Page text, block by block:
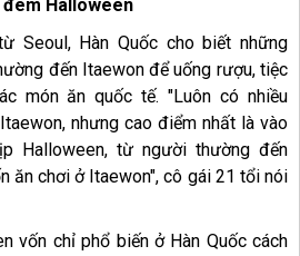
Halloween
Seoul, Hàn Quốc cho biết những
đến Itaewon để uống rượu, tiệc
món ăn quốc tế. "Luôn có nhiều
nhưng cao điểm nhất là vào
Halloween, từ người thường đến
ăn chơi ở Itaewon", cô gái 21 tổi nói
vốn chỉ phổ biến ở Hàn Quốc cách